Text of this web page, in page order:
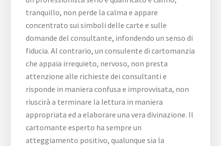
tranquillo, non perde la calma e appare
concentrato sui simboli delle carte e sulle
domande del consultante, infondendo un senso di
fiducia. Al contrario, un consulente di cartomanzia
che appaia irrequieto, nervoso, non presta
attenzione alle richieste dei consultanti e
risponde in maniera confusa e improvvisata, non
riuscirà a terminare la lettura in maniera
appropriata ed a elaborare una vera divinazione. Il
cartomante esperto ha sempre un
atteggiamento positivo, qualunque sia la